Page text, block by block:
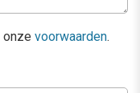
onze voorwaarden.